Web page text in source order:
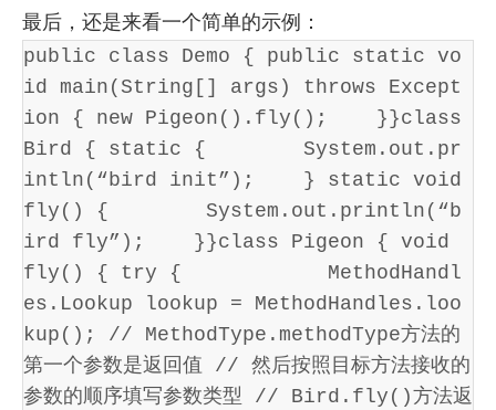
最后，还是来看一个简单的示例：
public class Demo { public static vo
id main(String[] args) throws Except
ion { new Pigeon().fly();    }}class
Bird { static {        System.out.pr
intln(“bird init”);    } static void
fly() {        System.out.println(“b
ird fly”);    }}class Pigeon { void
fly() { try {            MethodHandl
es.Lookup lookup = MethodHandles.loo
kup(); // MethodType.methodType方法的
第一个参数是返回值 // 然后按照目标方法接收的
参数的顺序填写参数类型 // Bird.fly()方法返